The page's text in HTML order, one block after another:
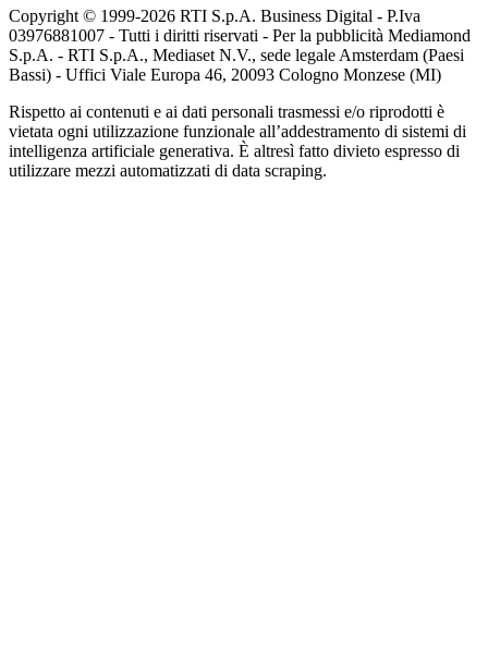
Copyright © 1999-2026 RTI S.p.A. Business Digital - P.Iva
03976881007 - Tutti i diritti riservati - Per la pubblicità Mediamond
S.p.A. - RTI S.p.A., Mediaset N.V., sede legale Amsterdam (Paesi
Bassi) - Uffici Viale Europa 46, 20093 Cologno Monzese (MI)
Rispetto ai contenuti e ai dati personali trasmessi e/o riprodotti è
vietata ogni utilizzazione funzionale all’addestramento di sistemi di
intelligenza artificiale generativa. È altresì fatto divieto espresso di
utilizzare mezzi automatizzati di data scraping.